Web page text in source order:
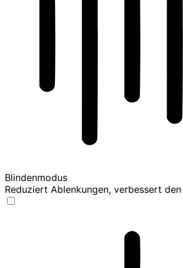
Blindenmodus
Reduziert Ablenkungen, verbessert den